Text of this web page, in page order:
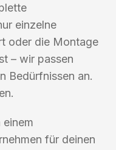
einzelne
oder die Montage
– wir passen
Bedürfnissen an.
für deinen